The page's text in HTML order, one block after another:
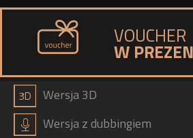
VOUCHER
W
a Wersja 3D
h Wersja z dubbingiem